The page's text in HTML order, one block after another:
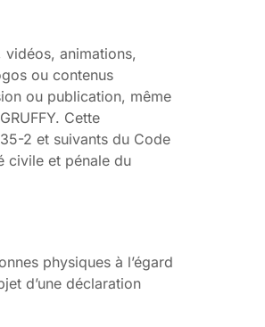
animations,
ou contenus
ou publication, même
Cette
2 et suivants du Code
civile et pénale du
physiques à l’égard
d’une déclaration